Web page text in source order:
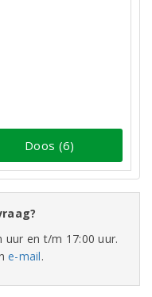
Doos (6)
uur en t/m 17:00 uur.
e-mail.